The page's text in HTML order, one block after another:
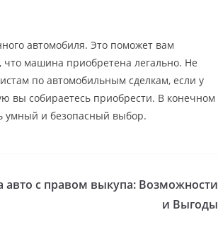
автомобиля. Это поможет вам
что машина приобретена легально. Не
по автомобильным сделкам, если у
вы собираетесь приобрести. В конечном
умный и безопасный выбор.
авто с правом выкупа: Возможности
и Выгоды